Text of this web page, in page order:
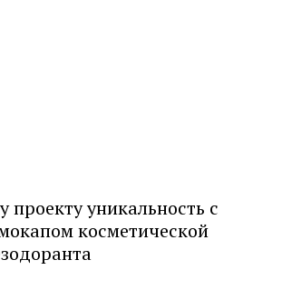
проекту уникальность с
косметической